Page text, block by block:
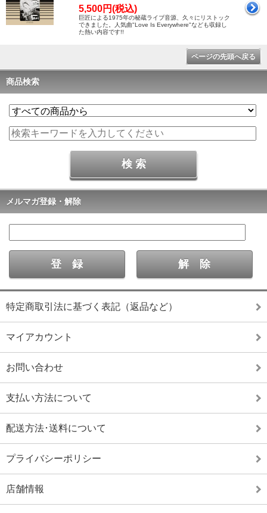
5,500円(税込)
巨匠による1975年の秘蔵ライブ音源、久々にリストック
できました。人気曲"Love Is Everywhere"なども収録し
た熱い内容です!!
ページの先頭へ戻る
商品検索
メルマガ登録・解除
特定商取引法に基づく表記（返品など）
マイアカウント
お問い合わせ
支払い方法について
配送方法･送料について
プライバシーポリシー
店舗情報